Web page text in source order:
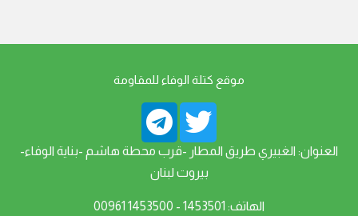
موقع كتلة الوفاء للمقاومة
العنوان: الغبيري طريق المطار -قرب محطة هاشم -بناية الوفاء-
بيروت لبنان
الهاتف: 1453501 - 1453500 00961